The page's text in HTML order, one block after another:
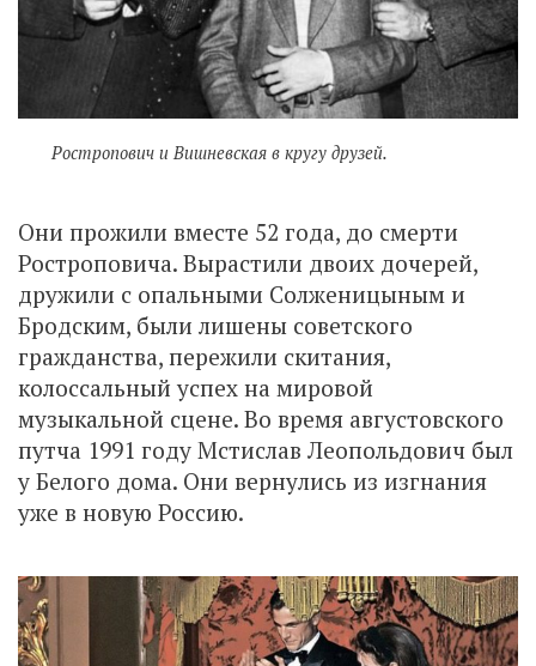
Ростропович и Вишневская в кругу друзей.
Они прожили вместе 52 года, до смерти
Ростроповича. Вырастили двоих дочерей,
дружили с опальными Солженицыным и
Бродским, были лишены советского
гражданства, пережили скитания,
колоссальный успех на мировой
музыкальной сцене. Во время августовского
путча 1991 году Мстислав Леопольдович был
у Белого дома. Они вернулись из изгнания
уже в новую Россию.